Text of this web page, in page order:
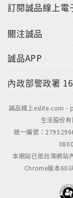
訂閱誠品線上電
關注誠品
誠品APP
內政部警政署
誠品線上eslite.com -
生活股份
統一編號：
本網站已依台灣網站
Chrome版本60